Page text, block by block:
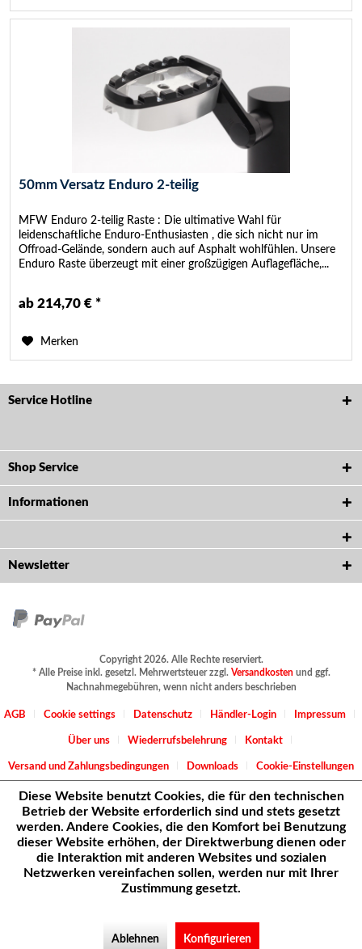
50mm Versatz Enduro 2-teilig
MFW Enduro 2-teilig Raste : Die ultimative Wahl für
leidenschaftliche Enduro-Enthusiasten , die sich nicht nur im
Offroad-Gelände, sondern auch auf Asphalt wohlfühlen. Unsere
Enduro Raste überzeugt mit einer großzügigen Auflagefläche,...
ab 214,70 € *
Merken
Service Hotline
Shop Service
Informationen
Newsletter
Copyright 2026. Alle Rechte reserviert.
* Alle Preise inkl. gesetzl. Mehrwertsteuer zzgl. Versandkostenund ggf.
Nachnahmegebühren, wenn nicht anders beschrieben
AGB Cookie settings Datenschutz Händler-Login Impressum
Über uns Wiederrufsbelehrung Kontakt
Versand und Zahlungsbedingungen Downloads Cookie-Einstellungen
Diese Website benutzt Cookies, die für den technischen
Betrieb der Website erforderlich sind und stets gesetzt
werden. Andere Cookies, die den Komfort bei Benutzung
dieser Website erhöhen, der Direktwerbung dienen oder
die Interaktion mit anderen Websites und sozialen
Netzwerken vereinfachen sollen, werden nur mit Ihrer
Zustimmung gesetzt.
Ablehnen Konfigurieren